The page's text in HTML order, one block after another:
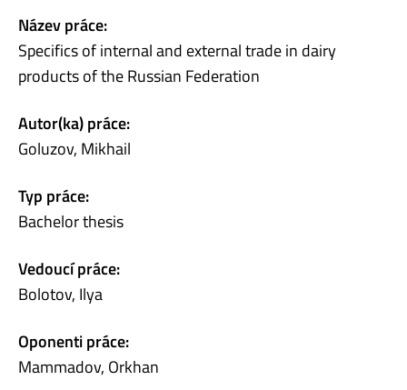
Název práce:
Specifics of internal and external trade in dairy
products of the Russian Federation
Autor(ka) práce:
Goluzov, Mikhail
Typ práce:
Bachelor thesis
Vedoucí práce:
Bolotov, Ilya
Oponenti práce:
Mammadov, Orkhan